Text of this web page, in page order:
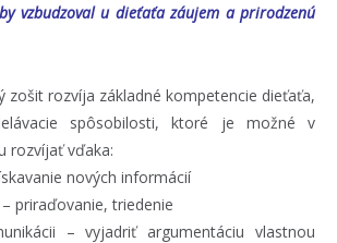
vzbudzoval u dieťaťa záujem a prirodzenú
zošit rozvíja základné kompetencie dieťaťa,
spôsobilosti, ktoré je možné v
rozvíjať vďaka:
nových informácií
priraďovanie, triedenie
– vyjadriť argumentáciu vlastnou